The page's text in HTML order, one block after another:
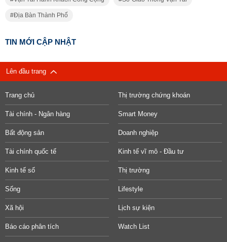
Địa Bàn Thành Phố
TIN MỚI CẬP NHẬT
Lên đầu trang
Trang chủ Thị trường chứng khoán
Tài chính - Ngân hàng Smart Money
Bất động sản Doanh nghiệp
Tài chính quốc tế Kinh tế vĩ mô - Đầu tư
Kinh tế số Thị trường
Sống Lifestyle
Xã hội Lịch sự kiện
Báo cáo phân tích Watch List